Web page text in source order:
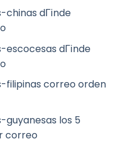
dГіnde
dГіnde
filipinas correo orden
los 5
correo